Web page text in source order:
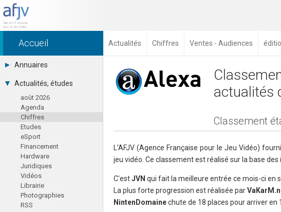
Accueil Actualités Chiffres Ventes - Audiences
Annuaires
Toutes les sociétés (691)
Studios (418)
Editeurs (49)
Distributeurs (16)
Hard. / Accessoires (10)
Middlewares (15)
Prestataires (99)
Assoc. / Syndicats (21)
Formations / Ecoles (46)
Presse spécialisée (17)
Actualités, études
août 2026
Agenda
Chiffres
Etudes
eSport
Financement
Hardware
Juridiques
Vidéos
Librairie
Photographies
RSS
actualités
Classement
L'AFJV (Agence Française pour le Jeu Vidéo)
jeu vidéo. Ce classement est réalisé sur la base
C'estJVN qui fait la meilleure entrée ce mois-ci en
La plus forte progression est réalisée par
NintenDomainechute de 18 places pour arriver en